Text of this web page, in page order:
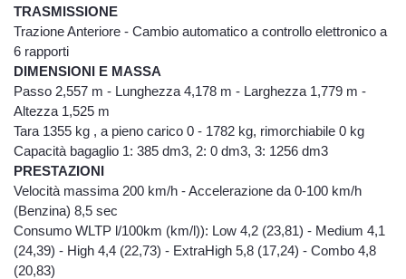
D.lgs 196, per le finalità sopra espresse non
è necessario il vostro consenso, in quanto il
“eseguire obblighi derivanti da un contratto
del quale è parte l’interessato o per
adempiere, prima della conclusione dei
dell’interessato”, e per “adempiere ad un
obbligo previsto dalla legge, da un
regolamento o dalla normativa comunitaria”.
Modalità di trattamento
I dati verranno trattati sia con modalità
manuali che informatiche con l’ausilio di
strumenti elettronici e memorizzati sia su
TRASMISSIONE
Trazione Anteriore - Cambio automatico a controllo elettronico a
6 rapporti
DIMENSIONI E MASSA
Passo 2,557 m - Lunghezza 4,178 m - Larghezza 1,779 m -
Altezza 1,525 m
Tara 1355 kg , a pieno carico 0 - 1782 kg, rimorchiabile 0 kg
Capacità bagaglio 1: 385 dm3, 2: 0 dm3, 3: 1256 dm3
PRESTAZIONI
Velocità massima 200 km/h - Accelerazione da 0-100 km/h
(Benzina) 8,5 sec
Consumo WLTP l/100km (km/l)): Low 4,2 (23,81) - Medium 4,1
(24,39) - High 4,4 (22,73) - ExtraHigh 5,8 (17,24) - Combo 4,8
(20,83)